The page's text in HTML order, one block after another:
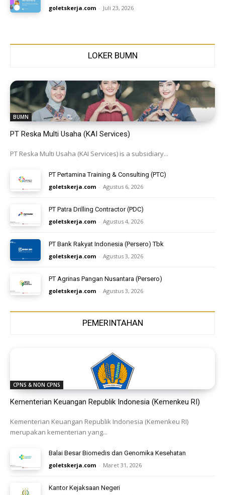
goletskerja.com - Juli 23, 2026
LOKER BUMN
BUMN
PT Reska Multi Usaha (KAI Services)
PT Reska Multi Usaha (KAI Services) is a subsidiary...
PT Pertamina Training & Consulting (PTC)
goletskerja.com - Agustus 6, 2026
PT Patra Drilling Contractor (PDC)
goletskerja.com - Agustus 4, 2026
PT Bank Rakyat Indonesia (Persero) Tbk
goletskerja.com - Agustus 3, 2026
PT Agrinas Pangan Nusantara (Persero)
goletskerja.com - Agustus 3, 2026
PEMERINTAHAN
CPNS & NON CPNS
Kementerian Keuangan Republik Indonesia (Kemenkeu RI)
Kementerian Keuangan Republik Indonesia (Kemenkeu RI)
merupakan kementerian yang...
Balai Besar Biomedis dan Genomika Kesehatan
goletskerja.com - Maret 31, 2026
Kantor Kejaksaan Negeri